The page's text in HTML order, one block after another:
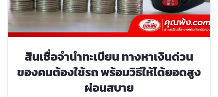
สินเชื่อจำนำทะเบียน ทางหาเงินด่วน
ของคนต้องใช้รถ พร้อมวิธีให้ได้ยอดสูง
ผ่อนสบาย